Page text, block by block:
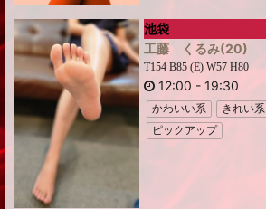
池袋
工藤 くるみ(20)
T154 B85 (E) W57 H80
12:00 -19:30
かわいい系 きれい系
ピックアップ